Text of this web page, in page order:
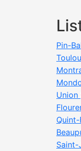
Pin-
Union
Saint-